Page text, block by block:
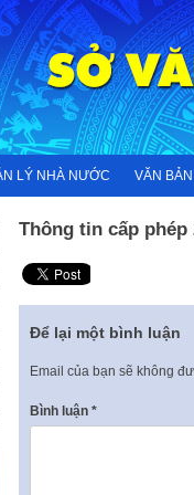
LÝ NHÀ NƯỚC VĂN BẢN
Thông tin cấp phép
Để lại một bình luận
Email của bạn sẽ không
Bình luận *